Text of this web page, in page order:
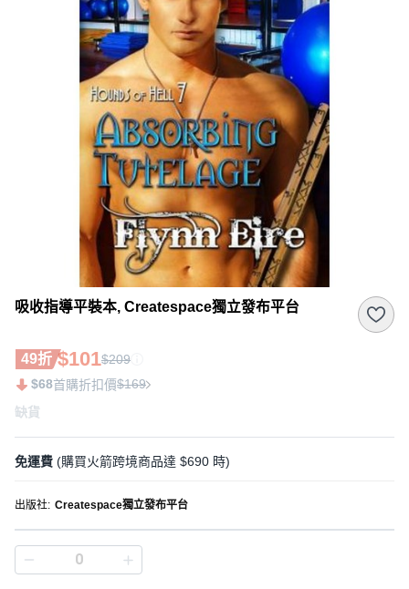
吸收指導平裝本, Createspace獨立發布平台
49折 $101$209
$68首購折扣價$169
缺貨
免運費 (購買火箭跨境商品達 $690 時)
出版社: Createspace獨立發布平台